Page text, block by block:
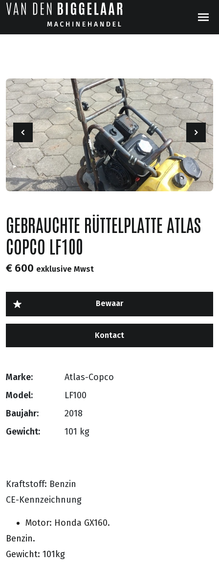
GEBRAUCHTE RÜTTELPLATTE ATLAS
COPCO LF100
€ 600 exklusive Mwst
Kontact
Marke:
Atlas-Copco
Model:
LF100
Baujahr:
2018
Gewicht:
101 kg
Kraftstoff: Benzin
CE-Kennzeichnung
Motor: Honda GX160.
Benzin.
Gewicht: 101kg